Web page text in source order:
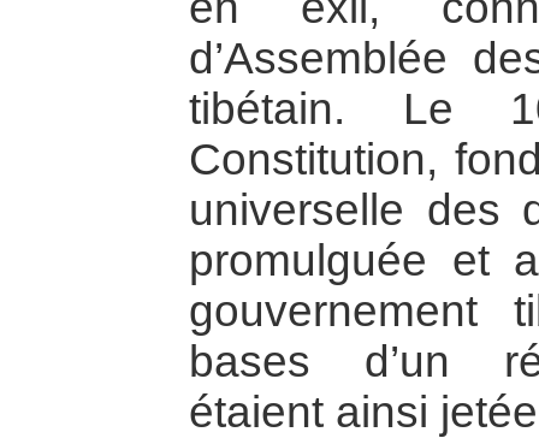
d’Assemblée
tibétain. Le
Constitution,
universelle des
promulguée et
gouvernement
bases d’un
étaient ainsi